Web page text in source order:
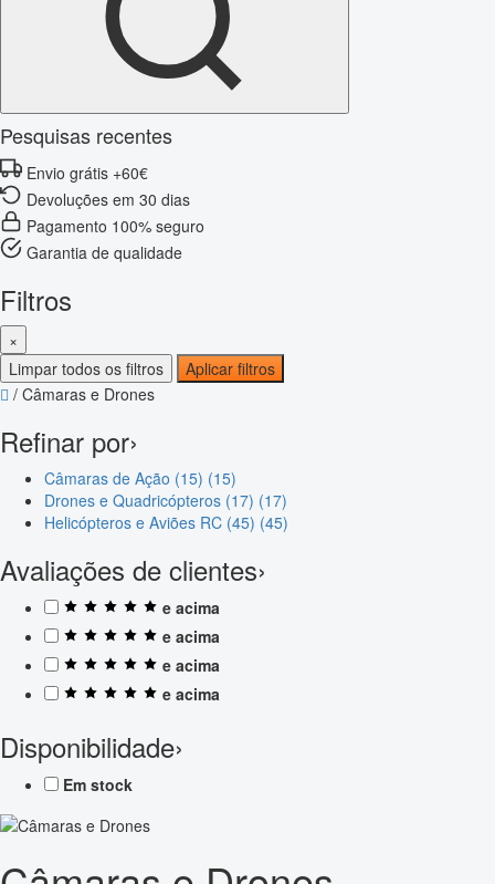
Pesquisas recentes
Envio grátis +60€
Devoluções em 30 dias
Pagamento 100% seguro
Garantia de qualidade
Filtros
×
Limpar todos os filtros
Aplicar filtros
/ Câmaras e Drones
Refinar por›
Câmaras de Ação (15) (15)
Drones e Quadricópteros (17) (17)
Helicópteros e Aviões RC (45) (45)
Avaliações de clientes›
e acima
e acima
e acima
e acima
Disponibilidade›
Em stock